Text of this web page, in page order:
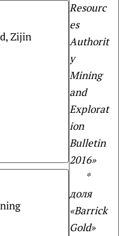
Zijin
Resourc
es
Authorit
y
Mining
and
Explorat
ion
Bulletin
2016»
*
доля
«Barrick
Gold»